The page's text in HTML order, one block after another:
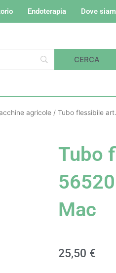
Endoterapia Dove
agricole / Tubo flessibile
Tubo
Mac
25,50 €